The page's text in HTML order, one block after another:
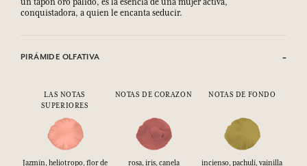
un tapón oro pálido, es la esencia de una mujer activa,
conquistadora, a quien le encanta seducir.
PIRÁMIDE OLFATIVA
LAS NOTAS
SUPERIORES
NOTAS DE CORAZON NOTAS DE FONDO
Jazmín, heliotropo, flor de
rosa, iris, canela incienso, pachulí, vainilla